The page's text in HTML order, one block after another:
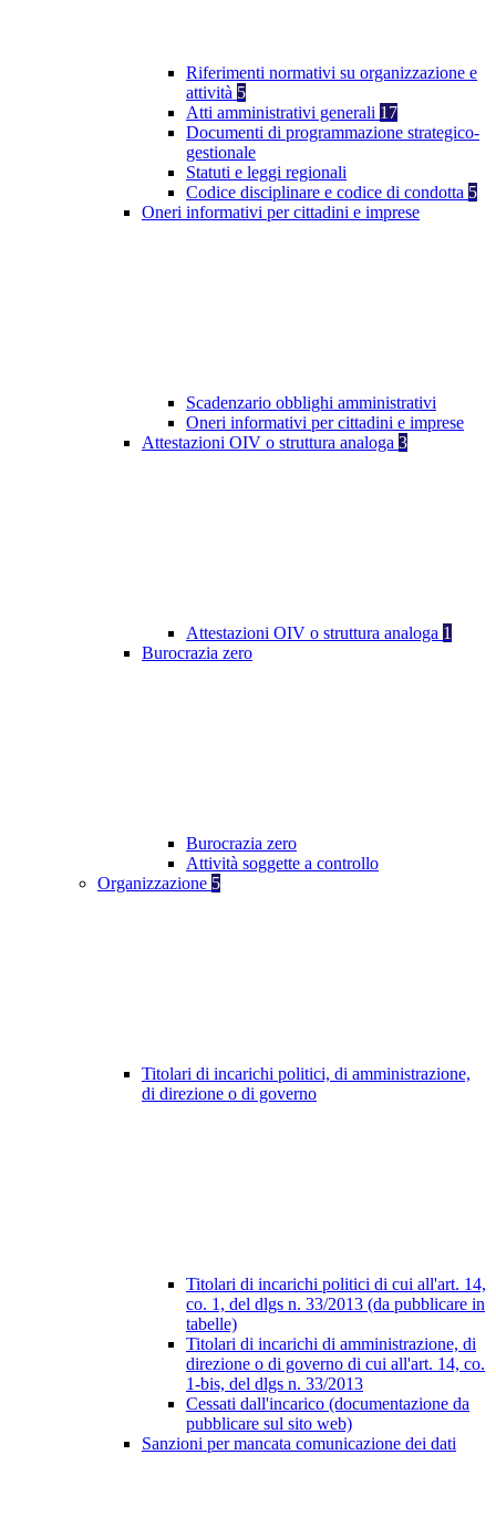
Riferimenti normativi su organizzazione e
attività 5
Atti amministrativi generali 17
Documenti di programmazione strategico-
gestionale
Statuti e leggi regionali
Codice disciplinare e codice di condotta 5
Oneri informativi per cittadini e imprese
Scadenzario obblighi amministrativi
Oneri informativi per cittadini e imprese
Attestazioni OIV o struttura analoga 3
Attestazioni OIV o struttura analoga 1
Burocrazia zero
Burocrazia zero
Attività soggette a controllo
Organizzazione 5
Titolari di incarichi politici, di amministrazione,
di direzione o di governo
Titolari di incarichi politici di cui all'art. 14,
co. 1, del dlgs n. 33/2013 (da pubblicare in
tabelle)
Titolari di incarichi di amministrazione, di
direzione o di governo di cui all'art. 14, co.
1-bis, del dlgs n. 33/2013
Cessati dall'incarico (documentazione da
pubblicare sul sito web)
Sanzioni per mancata comunicazione dei dati